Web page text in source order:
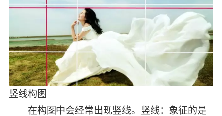
竖线构图
在构图中会经常出现竖线。竖线：象征的是